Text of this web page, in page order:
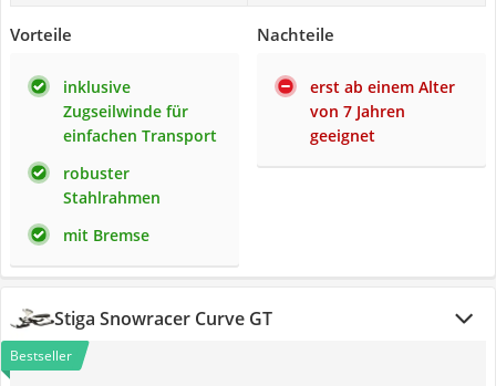
Vorteile
inklusive
Zugseilwinde für
einfachen Transport
robuster
Stahlrahmen
mit Bremse
Nachteile
erst ab einem Alter
von 7 Jahren
geeignet
Stiga Snowracer Curve GT
Bestseller